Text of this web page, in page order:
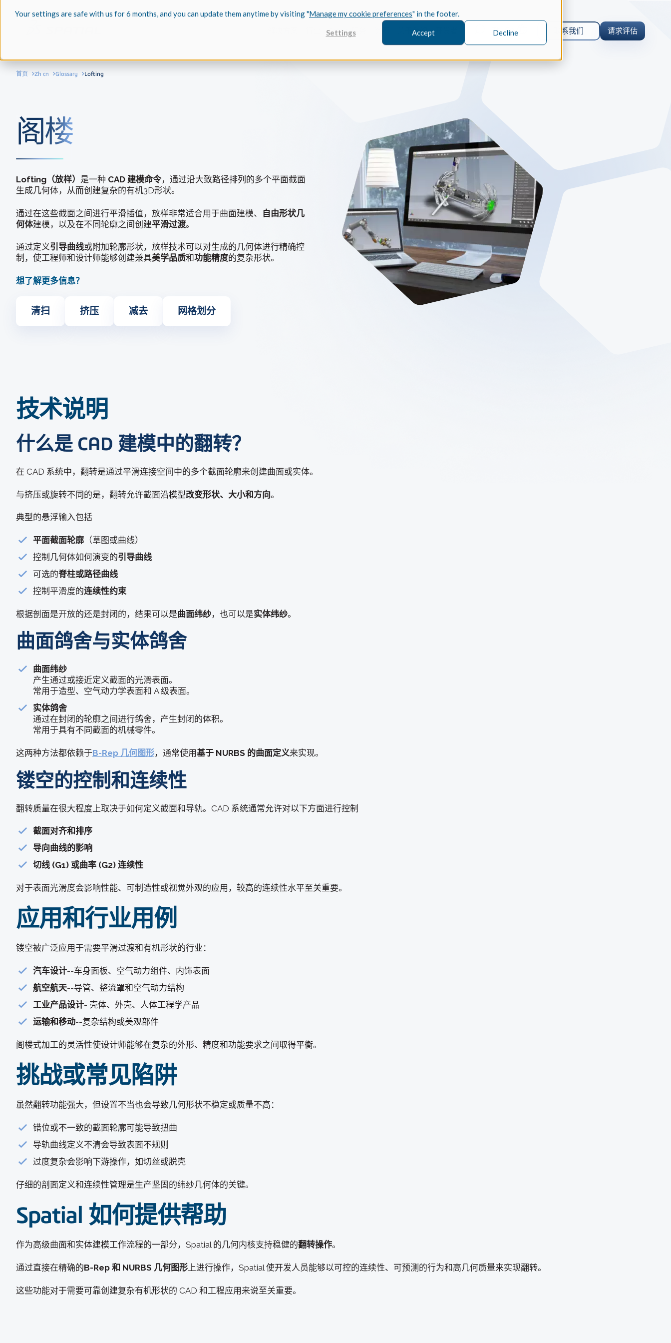
Your settings are safe with us for 6 months, and you can update them anytime by visiting "Manage my cookie preferences" in the footer.
Settings Accept Decline
3D建模
CGM Modeler
我们新的3D建模内核
3D ACIS Modeler
我们经过验证的传统3D建模器
Constraint Design Solver
2D和3D模型的几何约束求解器
Spatial服务
Coreform 案例研究
案例研究 / 仿真
了解 Coreform 为什么选择 Spatial 的 SDK 来
实现其突破性的仿真软件 Coreform Flex。
Traceparts 案例研究
案例研究/CAD
了解 Traceparts 为何选择 Spatial 的 SDK 来实
现其新的 TraceParts 3D Viewer Pro
关于我们 Zh-Cn 联系我们 请求评估
首页 Zh cn Glossary Lofting
阁楼
Lofting（放样） 是一种 CAD 建模命令，通过沿大致路径排列的多个平面截面
生成几何体，从而创建复杂的有机3D形状。
通过在这些截面之间进行平滑插值，放样非常适合用于曲面建模、 自由形状几
何体建模，以及在不同轮廓之间创建平滑过渡。
通过定义引导曲线或附加轮廓形状，放样技术可以对生成的几何体进行精确控
制，使工程师和设计师能够创建兼具美学品质和功能精度的复杂形状。
想了解更多信息？
清扫 挤压 减去 网格划分
技术说明
什么是 CAD 建模中的翻转？
在 CAD 系统中，翻转是通过平滑连接空间中的多个截面轮廓来创建曲面或实体。
与挤压或旋转不同的是，翻转允许截面沿模型改变形状、大小和方向。
典型的悬浮输入包括
平面截面轮廓（草图或曲线）
控制几何体如何演变的引导曲线
可选的脊柱或路径曲线
控制平滑度的连续性约束
根据剖面是开放的还是封闭的，结果可以是曲面纬纱，也可以是实体纬纱。
曲面鸽舍与实体鸽舍
曲面纬纱
产生通过或接近定义截面的光滑表面。
常用于造型、空气动力学表面和 A 级表面。
实体鸽舍
通过在封闭的轮廓之间进行鸽舍，产生封闭的体积。
常用于具有不同截面的机械零件。
这两种方法都依赖于B-Rep 几何图形，通常使用基于 NURBS 的曲面定义来实现。
镂空的控制和连续性
翻转质量在很大程度上取决于如何定义截面和导轨。CAD 系统通常允许对以下方面进行控制
截面对齐和排序
导向曲线的影响
切线 (G1) 或曲率 (G2) 连续性
对于表面光滑度会影响性能、可制造性或视觉外观的应用，较高的连续性水平至关重要。
应用和行业用例
镂空被广泛应用于需要平滑过渡和有机形状的行业：
汽车设计--车身面板、空气动力组件、内饰表面
航空航天--导管、整流罩和空气动力结构
工业产品设计- 壳体、外壳、人体工程学产品
运输和移动--复杂结构或美观部件
阁楼式加工的灵活性使设计师能够在复杂的外形、精度和功能要求之间取得平衡。
挑战或常见陷阱
虽然翻转功能强大，但设置不当也会导致几何形状不稳定或质量不高：
错位或不一致的截面轮廓可能导致扭曲
导轨曲线定义不清会导致表面不规则
过度复杂会影响下游操作，如切丝或脱壳
仔细的剖面定义和连续性管理是生产坚固的纬纱几何体的关键。
Spatial 如何提供帮助
作为高级曲面和实体建模工作流程的一部分，Spatial 的几何内核支持稳健的翻转操作。
通过直接在精确的B-Rep 和 NURBS 几何图形上进行操作，Spatial 使开发人员能够以可控的连续性、可预测的行为和高几何质量来实现翻转。
这些功能对于需要可靠创建复杂有机形状的 CAD 和工程应用来说至关重要。